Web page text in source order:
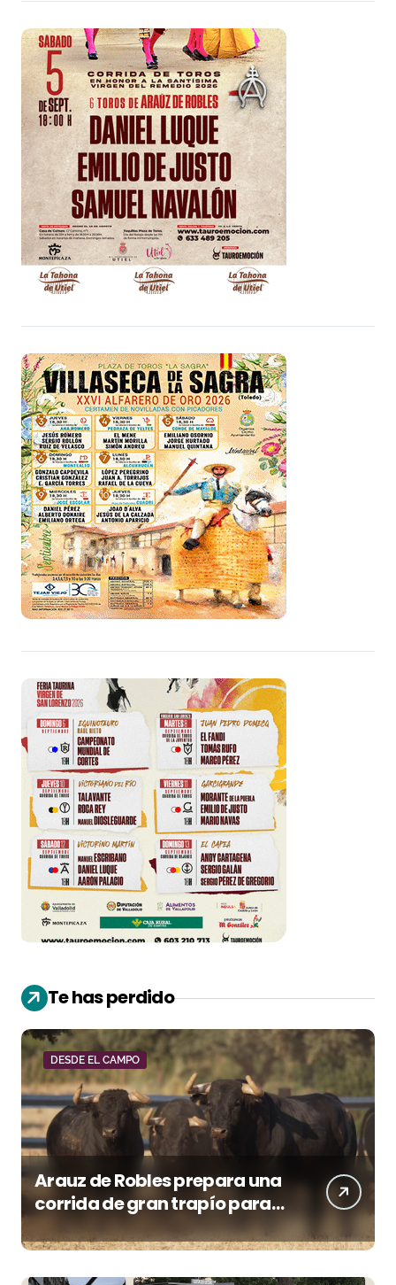
Te has perdido
DESDE EL CAMPO
Arauz de Robles prepara una
corrida de gran trapío para
la despedida de Víctor Puerto
en Ciudad Real (Vídeo)